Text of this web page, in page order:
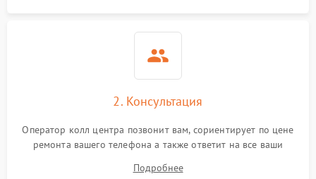
2. Консультация
Оператор колл центра позвонит вам, сориентирует по цене
ремонта вашего телефона а также ответит на все ваши
Подробнее